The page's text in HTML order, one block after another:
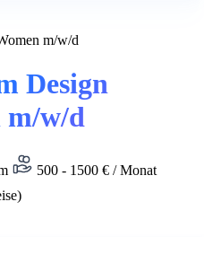
m/w/d
Design
m/w/d
500 - 1500 € / Monat